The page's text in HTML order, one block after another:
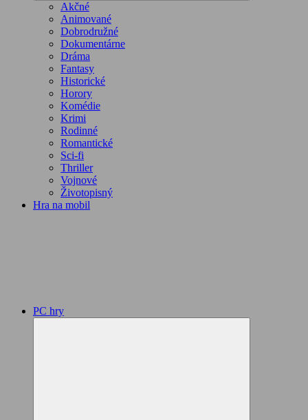
Akčné
Animované
Dobrodružné
Dokumentárne
Dráma
Fantasy
Historické
Horory
Komédie
Krimi
Rodinné
Romantické
Sci-fi
Thriller
Vojnové
Životopisný
Hra na mobil
PC hry